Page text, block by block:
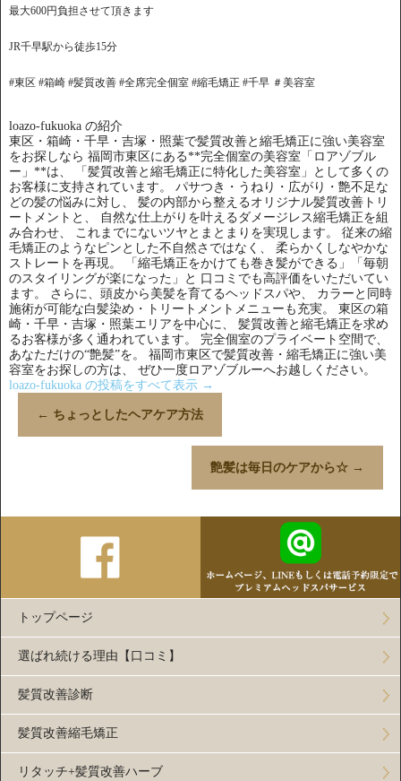
最大600円負担させて頂きます
JR千早駅から徒歩15分
#東区 #箱崎 #髪質改善 #全席完全個室 #縮毛矯正 #千早 ＃美容室
loazo-fukuoka の紹介
東区・箱崎・千早・吉塚・照葉で髪質改善と縮毛矯正に強い美容室
をお探しなら 福岡市東区にある**完全個室の美容室「ロアゾブル
ー」**は、 「髪質改善と縮毛矯正に特化した美容室」として多くの
お客様に支持されています。 パサつき・うねり・広がり・艶不足な
どの髪の悩みに対し、 髪の内部から整えるオリジナル髪質改善トリ
ートメントと、 自然な仕上がりを叶えるダメージレス縮毛矯正を組
み合わせ、 これまでにないツヤとまとまりを実現します。 従来の縮
毛矯正のようなピンとした不自然さではなく、 柔らかくしなやかな
ストレートを再現。 「縮毛矯正をかけても巻き髪ができる」「毎朝
のスタイリングが楽になった」と 口コミでも高評価をいただいてい
ます。 さらに、頭皮から美髪を育てるヘッドスパや、 カラーと同時
施術が可能な白髪染め・トリートメントメニューも充実。 東区の箱
崎・千早・吉塚・照葉エリアを中心に、 髪質改善と縮毛矯正を求め
るお客様が多く通われています。 完全個室のプライベート空間で、
あなただけの“艶髪”を。 福岡市東区で髪質改善・縮毛矯正に強い美
容室をお探しの方は、 ぜひ一度ロアゾブルーへお越しください。
loazo-fukuoka の投稿をすべて表示 →
← ちょっとしたヘアケア方法
艶髪は毎日のケアから☆ →
トップページ
選ばれ続ける理由【口コミ】
髪質改善診断
髪質改善縮毛矯正
リタッチ+髪質改善ハーブ